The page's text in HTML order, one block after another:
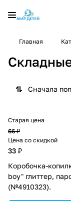
Главная
Сначала
Старая цена
66 ₽
Цена со скидкой
33 ₽
Коробочка-
boy" глиттер,
(№4910323).